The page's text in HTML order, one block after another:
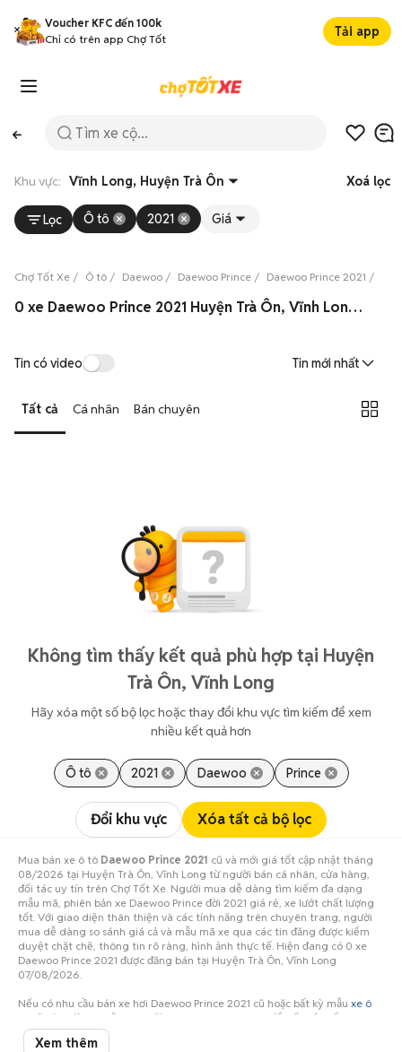
Voucher KFC đến 100k
Chỉ có trên app Chợ Tốt
Tải app
Khu vực: Vĩnh Long, Huyện Trà Ôn Xoá lọc
Lọc Ô tô 2021 Giá
Chợ Tốt Xe Ô tô Daewoo Daewoo Prince Daewoo Prince 2021
0 xe Daewoo Prince 2021 Huyện Trà Ôn, Vĩnh Long 08/2026
Tin có video Tin mới nhất
Tất cả Cá nhân Bán chuyên
Không tìm thấy kết quả phù hợp tại Huyện
Trà Ôn, Vĩnh Long
Hãy xóa một số bộ lọc hoặc thay đổi khu vực tìm kiếm để xem
nhiều kết quả hơn
Ô tô 2021 Daewoo Prince
Đổi khu vực Xóa tất cả bộ lọc
Mua bán xe ô tô Daewoo Prince 2021 cũ và mới giá tốt cập nhật tháng
08/2026 tại Huyện Trà Ôn, Vĩnh Long từ người bán cá nhân, cửa hàng,
đối tác uy tín trên Chợ Tốt Xe. Người mua dễ dàng tìm kiếm đa dạng
mẫu mã, phiên bản xe Daewoo Prince đời 2021 giá rẻ, xe lướt chất lượng
tốt. Với giao diện thân thiện và các tính năng trên chuyên trang, người
mua dễ dàng so sánh giá cả và mẫu mã xe qua các tin đăng được kiểm
duyệt chặt chẽ, thông tin rõ ràng, hình ảnh thực tế. Hiện đang có 0 xe
Daewoo Prince 2021 được đăng bán tại Huyện Trà Ôn, Vĩnh Long
07/08/2026.
Nếu có nhu cầu bán xe hơi Daewoo Prince 2021 cũ hoặc bất kỳ mẫu xe ô
tô cũ nào, đừng ngần ngại đăng tin ngay hôm nay để tiếp cận số lượng
lớn người mua tiềm năng ở Huyện Trà Ôn, Vĩnh Long!
Xem thêm